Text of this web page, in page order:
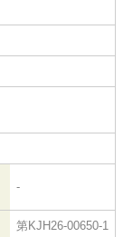
-
第KJH26-00650-1